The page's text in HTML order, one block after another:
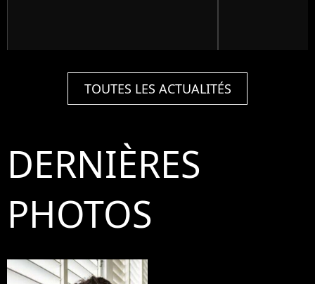
TOUTES LES ACTUALITÉS
DERNIÈRES
PHOTOS